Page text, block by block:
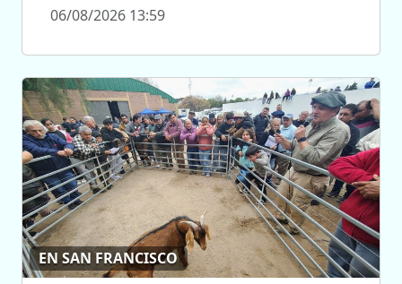
06/08/2026 13:59
EN SAN FRANCISCO